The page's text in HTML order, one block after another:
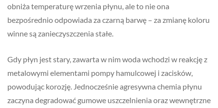
obniża temperaturę wrzenia płynu, ale to nie ona
bezpośrednio odpowiada za czarną barwę – za zmianę koloru
winne są zanieczyszczenia stałe.
Gdy płyn jest stary, zawarta w nim woda wchodzi w reakcję z
metalowymi elementami pompy hamulcowej i zacisków,
powodując korozję. Jednocześnie agresywna chemia płynu
zaczyna degradować gumowe uszczelnienia oraz wewnętrzne